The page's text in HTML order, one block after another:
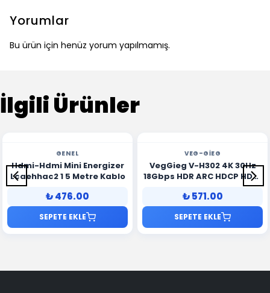
Yorumlar
Bu ürün için henüz yorum yapılmamış.
İlgili Ürünler
GENEL
Hdmi-Hdmi Mini Energizer
Lcaehhac2 1 5 Metre Kablo
₺ 476.00
SEPETE EKLE
VEG-GIEG
VegGieg V-H302 4K 30Hz
18Gbps HDR ARC HDCP HDMI
₺ 571.00
SEPETE EKLE